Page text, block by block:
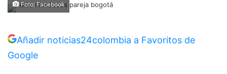
Foto: Facebook
Añadir noticias24colombia a Favoritos de
Google